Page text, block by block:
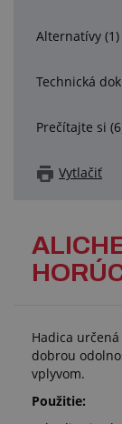
Alternatívy (1)
Technická
Prečítajte si
Vytlačiť
Hadica
dobrou
vplyvom.
Použitie: